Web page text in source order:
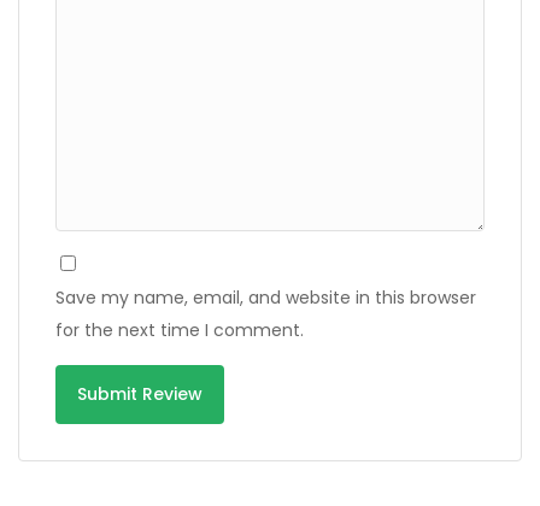
Save my name, email, and website in this browser
for the next time I comment.